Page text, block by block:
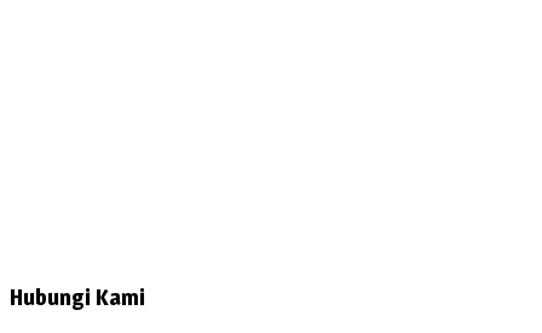
Hubungi Kami